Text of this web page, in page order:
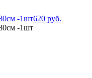
-1шт620 руб.
-1шт